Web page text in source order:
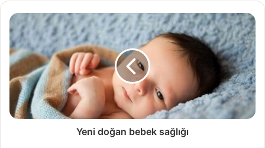
Bebeklerde Grip ve Soğuk Algınlığından
Korunma Yolları
Yeni doğan bebek sağlığı